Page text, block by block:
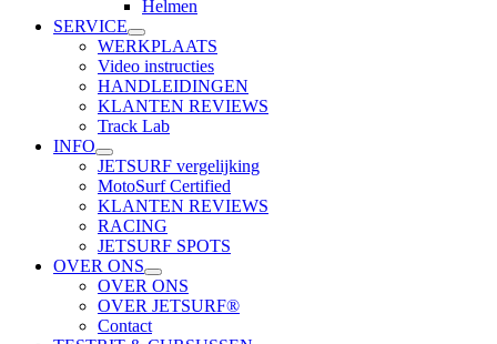
Helmen
SERVICE
WERKPLAATS
Video instructies
HANDLEIDINGEN
KLANTEN REVIEWS
Track Lab
INFO
JETSURF vergelijking
MotoSurf Certified
KLANTEN REVIEWS
RACING
JETSURF SPOTS
OVER ONS
OVER ONS
OVER JETSURF®
Contact